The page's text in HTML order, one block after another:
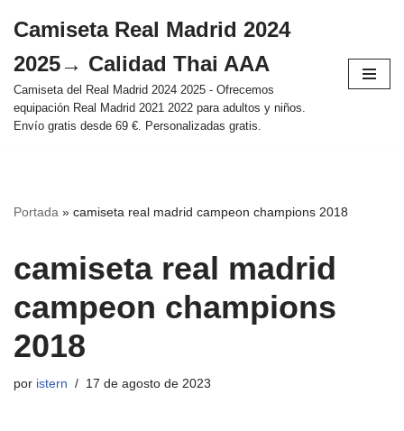
al
contenido
Camiseta Real Madrid 2024
2025→ Calidad Thai AAA
Camiseta del Real Madrid 2024 2025 - Ofrecemos
equipación Real Madrid 2021 2022 para adultos y niños.
Envío gratis desde 69 €. Personalizadas gratis.
Portada » camiseta real madrid campeon champions 2018
camiseta real madrid
campeon champions
2018
por istern 17 de agosto de 2023